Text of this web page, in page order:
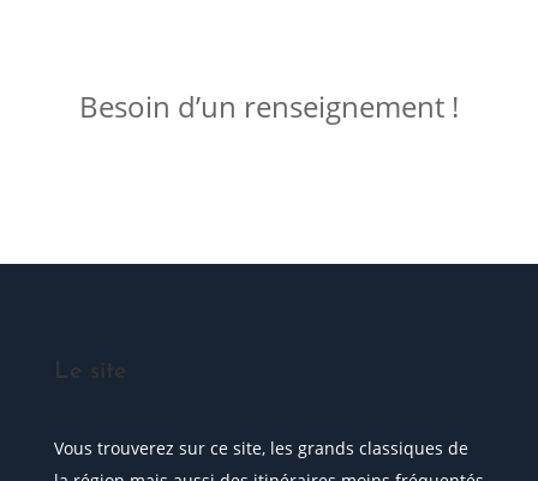
Besoin d’un renseignement !
Le site
Vous trouverez sur ce site, les grands classiques de